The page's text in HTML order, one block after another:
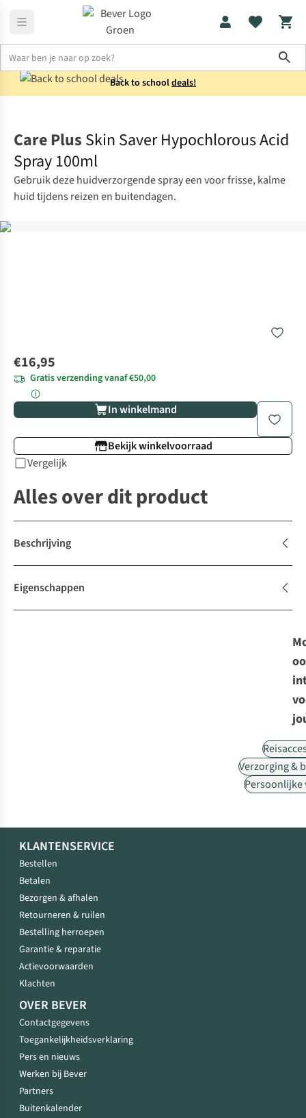
Back to schooldeals!
Care Plus Skin Saver Hypochlorous Acid
Spray 100ml
Gebruik deze huidverzorgende spray een voor frisse, kalme
huid tijdens reizen en buitendagen.
€16,95
Gratis verzending vanaf €50,00
In winkelmand
Bekijk winkelvoorraad
Vergelijk
Alles over dit product
Beschrijving
Eigenschappen
Verzorging &
Persoonlijke
KLANTENSERVICE
Bestellen
Betalen
Bezorgen & afhalen
Retourneren & ruilen
Bestelling herroepen
Garantie & reparatie
Actievoorwaarden
Klachten
OVER BEVER
Contactgegevens
Toegankelijkheidsverklaring
Pers en nieuws
Werken bij Bever
Partners
Buitenkalender